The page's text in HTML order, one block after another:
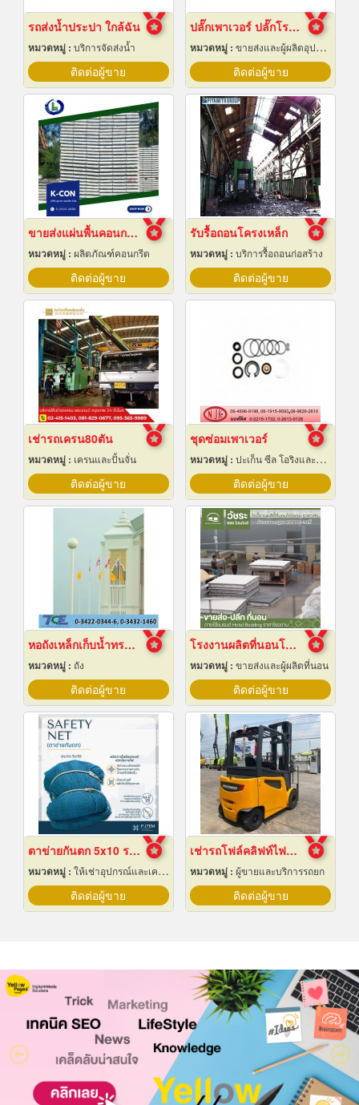
รถส่งน้ำประปา ใกล้ฉัน
หมวดหมู่ : บริการจัดส่งน้ำ
ติดต่อผู้ขาย
ปลั๊กเพาเวอร์ ปลั๊กโรงงาน ปลั๊กอุตสาหกรรม พัทยา ชลบุรี
หมวดหมู่ : ขายส่งและผู้ผลิตอุปกรณ์เครื่องใช้ไฟฟ้า
ติดต่อผู้ขาย
ขายส่งแผ่นพื้นคอนกรีต สมุทรปราการ
หมวดหมู่ : ผลิตภัณฑ์คอนกรีต
ติดต่อผู้ขาย
รับรื้อถอนโครงเหล็ก
หมวดหมู่ : บริการรื้อถอนก่อสร้าง
ติดต่อผู้ขาย
เช่ารถเครน80ตัน
หมวดหมู่ : เครนและปั้นจั่น
ติดต่อผู้ขาย
ชุดซ่อมเพาเวอร์
หมวดหมู่ : ปะเก็น ซีล โอริงและออยซีล
ติดต่อผู้ขาย
หอถังเหล็กเก็บน้ำทรงกลม
หมวดหมู่ : ถัง
ติดต่อผู้ขาย
โรงงานผลิตที่นอนโรงแรม
หมวดหมู่ : ขายส่งและผู้ผลิตที่นอน
ติดต่อผู้ขาย
ตาข่ายกันตก 5x10 ราคาถูก
หมวดหมู่ : ให้เช่าอุปกรณ์และเครื่องใช้สำหรับผู้รับเหมาก่อสร้าง
ติดต่อผู้ขาย
เช่ารถโฟล์คลิฟท์ไฟฟ้า สมุทรปราการ
หมวดหมู่ : ผู้ขายและบริการรถยก
ติดต่อผู้ขาย